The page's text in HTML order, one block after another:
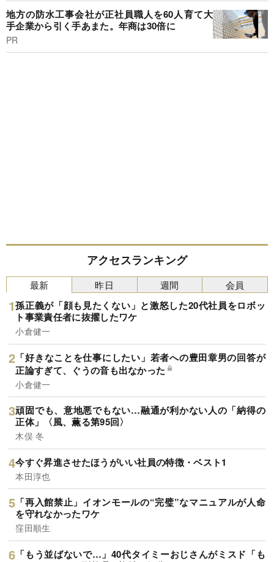
地方の防水工事会社が正社員職人を60人育て大
手企業から引く手あまた。年商は30倍に
PR
アクセスランキング
最新
孫正義が「顔も見たくない」と激怒した20代社員をロボッ
ト事業責任者に抜擢したワケ
小倉健一
「好きなことを仕事にしたい」若者への豊田章男の回答が
正論すぎて、ぐうの音も出なかった
小倉健一
頑固でも、意地悪でもない…融通が利かない人の「納得の
正体」〈風、薫る第95回〉
木俣 冬
今すぐ昇進させたほうがいい社員の特徴・ベスト1
本田淳也
「再入館禁止」イオンモールの“完璧”なマニュアルが人命
を守れなかったワケ
窪田順生
「もう並ばないで…」40代タイミーおじさんがミスド「も
昨日 週間 会員